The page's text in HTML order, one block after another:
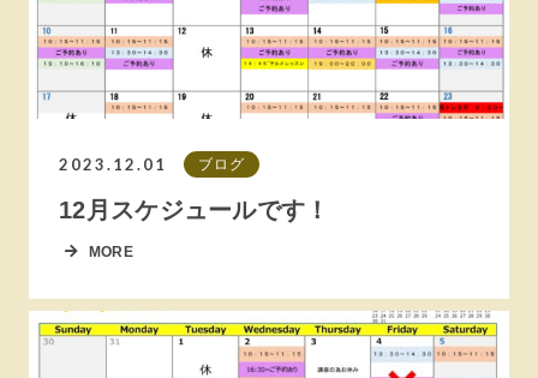
2023.12.01 ブログ
12月スケジュールです！
MORE